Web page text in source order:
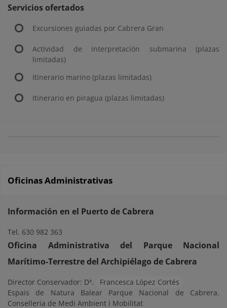
Servicios ofertados
Excursiones guiadas por Cabrera Gran
Actividad de interpretación submarina (plazas
limitadas)
Itinerario marino (plazas limitadas)
Itinerario en piragua (plazas limitadas)
Oficinas Administrativas
Información en el Puerto de Cabrera
Tel. 630 982 363
Oficina Administrativa del Parque Nacional
Marítimo-Terrestre del Archipiélago de Cabrera
Director Conservador: Dª.
Francesca López Cortés
Espais de Natura Balear Parque Nacional de Cabrera.
Conselleria de Medi Ambient i Mobilitat